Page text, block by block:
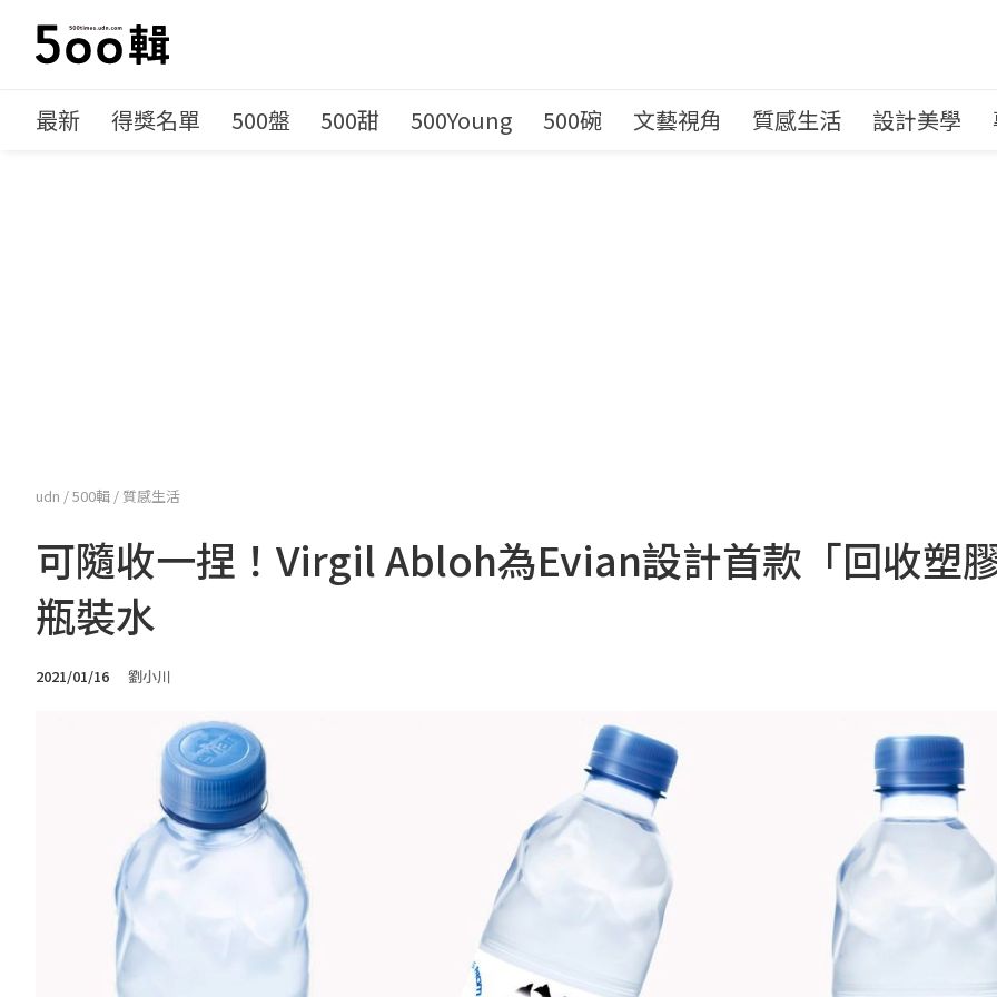
最新 得獎名單 500盤 500甜 500Young 500碗 文藝視角 質感生活 設計美學
udn /500輯 / 質感生活
可隨收一捏！Virgil Abloh為Evian設計首款「回收塑
瓶裝水
2021/01/16 劉小川